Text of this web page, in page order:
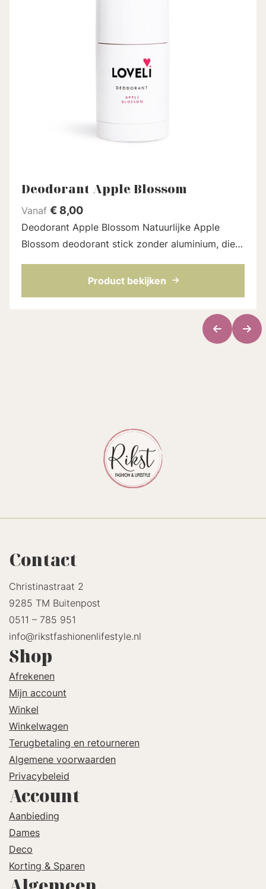
Deodorant Apple Blossom
Vanaf € 8,00
Deodorant Apple Blossom Natuurlijke Apple
Blossom deodorant stick zonder aluminium, die
natriumbicarbonaat en nog meer fijne
Product bekijken
Contact
Christinastraat 2
9285 TM Buitenpost
0511 – 785 951
info@rikstfashionenlifestyle.nl
Shop
Afrekenen
Mijn account
Winkel
Winkelwagen
Terugbetaling en retourneren
Algemene voorwaarden
Privacybeleid
Account
Aanbieding
Dames
Deco
Korting & Sparen